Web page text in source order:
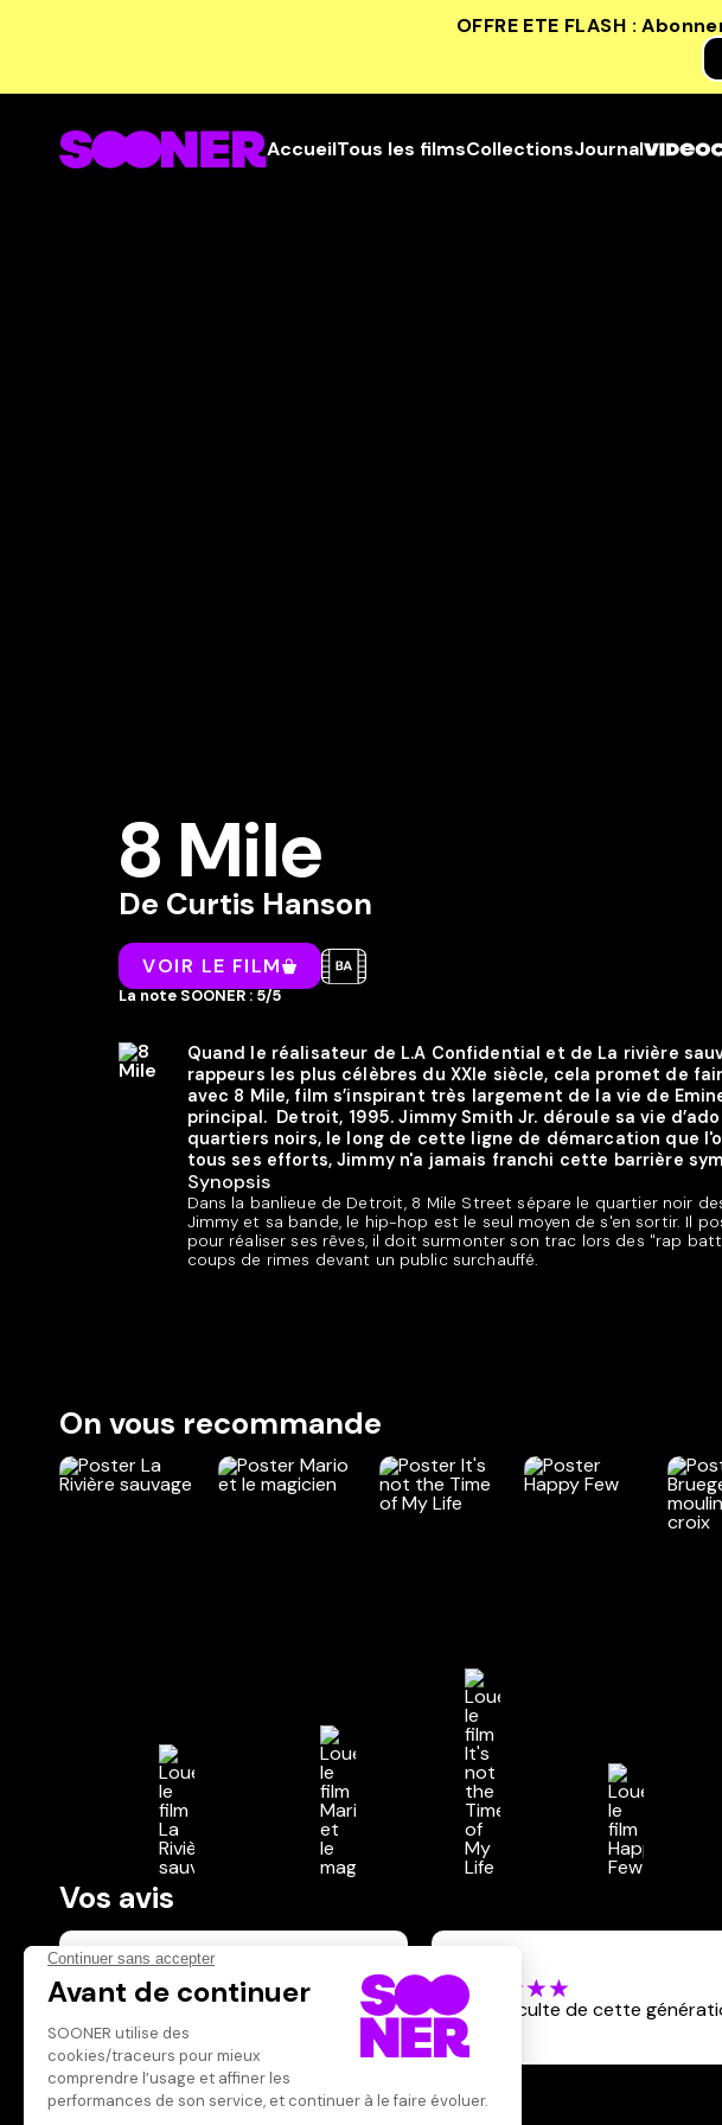
OFFRE ETE FLASH :
AccueilTous les filmsCollectionsJournal
8 Mile
De Curtis Hanson
VOIR LE FILM
La note SOONER : 5/5
Quand le réalisateur de L.A Confidential et de La rivière
rappeurs les plus célèbres du XXIe siècle, cela promet de
avec 8 Mile, film s’inspirant très largement de la vie de
principal. Detroit, 1995. Jimmy Smith Jr. déroule sa vie
quartiers noirs, le long de cette ligne de démarcation que
tous ses efforts, Jimmy n'a jamais franchi cette barrière
Synopsis
Dans la banlieue de Detroit, 8 Mile Street sépare le quartier noir
Jimmy et sa bande, le hip-hop est le seul moyen de s'en sortir. Il
pour réaliser ses rêves, il doit surmonter son trac lors des "rap
coups de rimes devant un public surchauffé.
On vous recommande
Vos avis
Donnez votre avis
Votre note
Votre commentaire
Il faut vous connecter pour
publier un avis
Le film culte de cette
là.